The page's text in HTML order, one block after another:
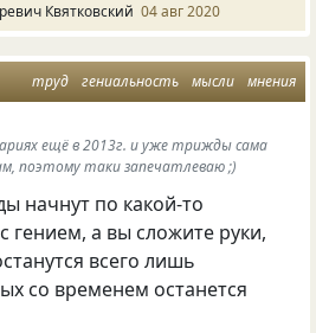
Квятковский 04 авг 2020
труд гениальность мысли мнения
ещё в 2013г. и уже трижды сама
поэтому таки запечатлеваю ;)
начнут по какой-то
гением, а вы сложите руки,
всего лишь
со временем останется